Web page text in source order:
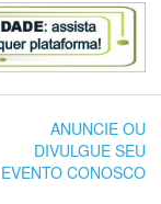
ANUNCIE OU
DIVULGUE SEU
EVENTO CONOSCO